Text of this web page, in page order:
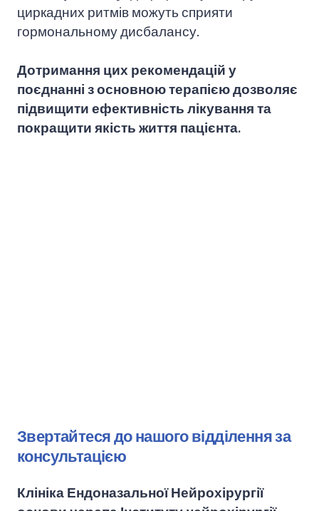
циркадних ритмів можуть сприяти
гормональному дисбалансу.
Дотримання цих рекомендацій у
поєднанні з основною терапією дозволяє
підвищити ефективність лікування та
покращити якість життя пацієнта.
Звертайтеся до нашого відділення за
консультацією
Клініка Ендоназальної Нейрохірургії